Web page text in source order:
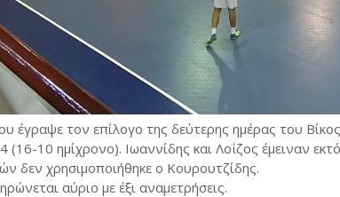
έγραψε τον επίλογο της δεύτερης ημέρας του
(16-10 ημίχρονο). Ιωαννίδης και Λοΐζος έμειναν
δεν χρησιμοποιήθηκε ο Κουρουτζίδης.
αύριο με έξι αναμετρήσεις.